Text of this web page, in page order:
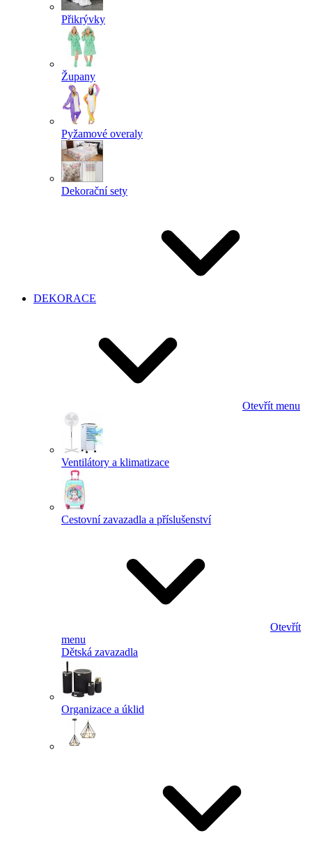
Přikrývky
Župany
Pyžamové overaly
Dekorační sety
DEKORACE
Otevřít menu
Ventilátory a klimatizace
Cestovní zavazadla a příslušenství
Otevřít
menu
Dětská zavazadla
Organizace a úklid